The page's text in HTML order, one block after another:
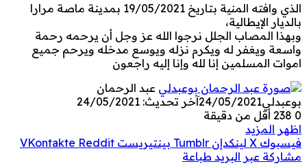
الذي وافته المنية بتاريخ 19/05/2021 بمدينة ماصة مرارا
بالديار الإيطالية،
وبهذا المصاب الجلل نرجوا الله عز وجل أن يرحمه رحمة
واسعة ويغفر له ويكرم نزله ويوسع مدخله ويرحم جميع
اموات المسلمين إنا لله وإنا إليه راجعون
عبد الرحمان
بوعبدلي24/05/2021آخر تحديث: 24/05/2021
0
أقل من دقيقة
اظهر المزيد
فيسبوك ‫X لينكدإن بينتيريست
مشاركة عبر البريد طباعة